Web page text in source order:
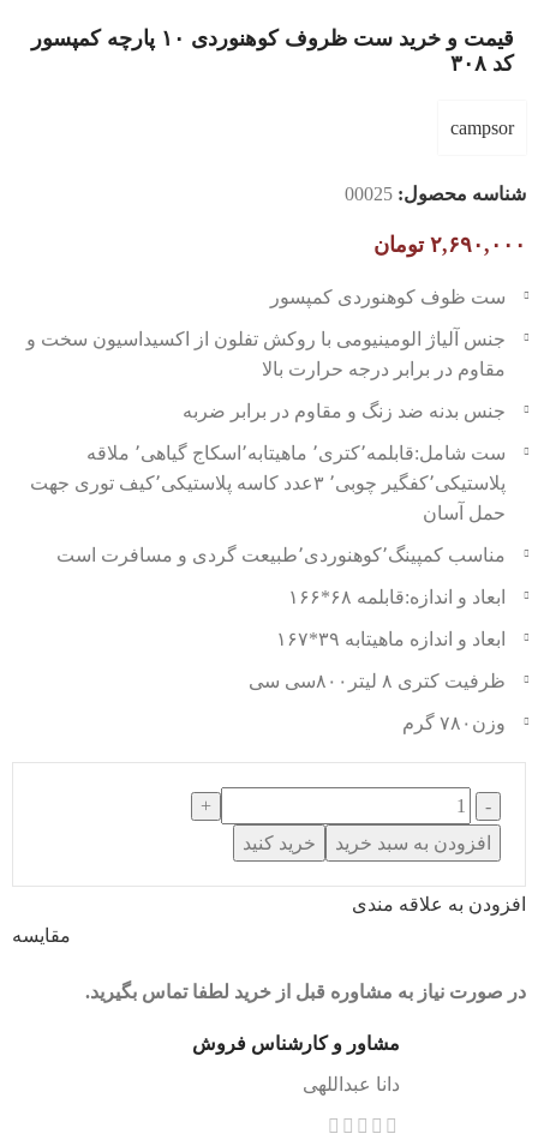
قیمت و خرید ست ظروف کوهنوردی ۱۰ پارچه کمپسور
کد ۳۰۸
campsor
شناسه محصول: 00025
۲,۶۹۰,۰۰۰ تومان
ست ظوف کوهنوردی کمپسور
جنس آلیاژ الومینیومی با روکش تفلون از اکسیداسیون سخت و
مقاوم در برابر درجه حرارت بالا
جنس بدنه ضد زنگ و مقاوم در برابر ضربه
ست شامل:قابلمه٬کتری٬ ماهیتابه٬اسکاج گیاهی٬ ملاقه
پلاستیکی٬کفگیر چوبی٬ ۳عدد کاسه پلاستیکی٬کیف توری جهت
حمل آسان
مناسب کمپینگ٬کوهنوردی٬طبیعت گردی و مسافرت است
ابعاد و اندازه:قابلمه ۶۸*۱۶۶
ابعاد و اندازه ماهیتابه ۳۹*۱۶۷
ظرفیت کتری ۸ لیتر۸۰۰سی سی
وزن۷۸۰ گرم
افزودن به سبد خرید خرید کنید
افزودن به علاقه مندی
مقایسه
در صورت نیاز به مشاوره قبل از خرید لطفا تماس بگیرید.
مشاور و کارشناس فروش
دانا عبداللهی